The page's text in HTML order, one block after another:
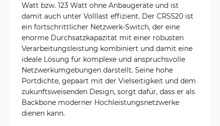
Watt bzw. 123 Watt ohne Anbaugeräte und ist
damit auch unter Volllast effizient. Der CRS520 ist
ein fortschrittlicher Netzwerk-Switch, der eine
enorme Durchsatzkapazität mit einer robusten
Verarbeitungsleistung kombiniert und damit eine
ideale Lösung für komplexe und anspruchsvolle
Netzwerkumgebungen darstellt. Seine hohe
Portdichte, gepaart mit der Vielseitigkeit und dem
zukunftsweisenden Design, sorgt dafür, dass er als
Backbone moderner Hochleistungsnetzwerke
dienen kann.